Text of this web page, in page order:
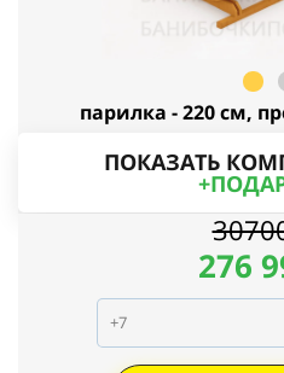
парилка - 220 см,
ПОКАЗАТЬ
276